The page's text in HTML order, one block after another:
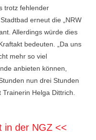
trotz fehlender
erneut die „NRW
Allerdings würde dies
bedeuten. „Da uns
mehr so viel
anbieten können,
nun drei Stunden
Helga Dittrich.
in der NGZ <<